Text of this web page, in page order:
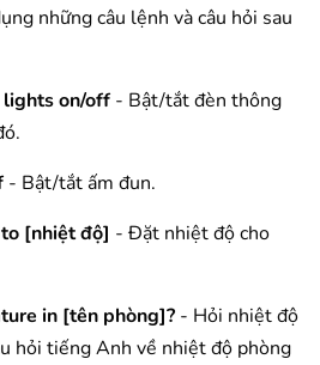
những câu lệnh và câu hỏi sau
on/off - Bật/tắt đèn thông
- Bật/tắt ấm đun.
[nhiệt độ] - Đặt nhiệt độ cho
in [tên phòng]? - Hỏi nhiệt độ
hỏi tiếng Anh về nhiệt độ phòng